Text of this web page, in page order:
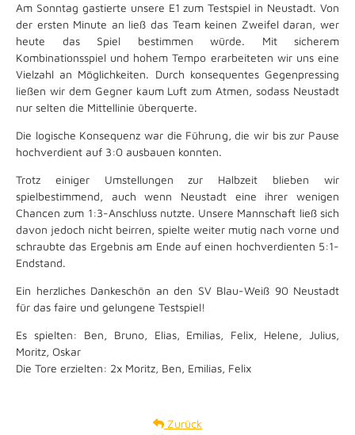
Am Sonntag gastierte unsere E1 zum Testspiel in Neustadt. Von
der ersten Minute an ließ das Team keinen Zweifel daran, wer
heute das Spiel bestimmen würde. Mit sicherem
Kombinationsspiel und hohem Tempo erarbeiteten wir uns eine
Vielzahl an Möglichkeiten. Durch konsequentes Gegenpressing
ließen wir dem Gegner kaum Luft zum Atmen, sodass Neustadt
nur selten die Mittellinie überquerte.
Die logische Konsequenz war die Führung, die wir bis zur Pause
hochverdient auf 3:0 ausbauen konnten.
Trotz einiger Umstellungen zur Halbzeit blieben wir
spielbestimmend, auch wenn Neustadt eine ihrer wenigen
Chancen zum 1:3-Anschluss nutzte. Unsere Mannschaft ließ sich
davon jedoch nicht beirren, spielte weiter mutig nach vorne und
schraubte das Ergebnis am Ende auf einen hochverdienten 5:1-
Endstand.
Ein herzliches Dankeschön an den SV Blau-Weiß 90 Neustadt
für das faire und gelungene Testspiel!
Es spielten: Ben, Bruno, Elias, Emilias, Felix, Helene, Julius,
Moritz, Oskar
Die Tore erzielten: 2x Moritz, Ben, Emilias, Felix
Zurück